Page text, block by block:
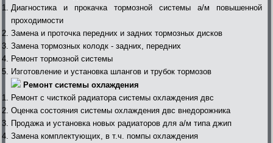
Диагностика и прокачка тормозной системы а/м повышенной
проходимости
Замена и проточка передних и задних тормозных дисков
Замена тормозных колодк - задних, передних
Ремонт тормозной системы
Изготовление и установка шлангов и трубок тормозов
Ремонт системы охлаждения
Ремонт с чисткой радиатора системы охлаждения двс
Оценка состояния системы охлаждения двс внедорожника
Продажа и установка новых радиаторов для а/м типа джип
Замена комплектующих, в т.ч. помпы охлаждения